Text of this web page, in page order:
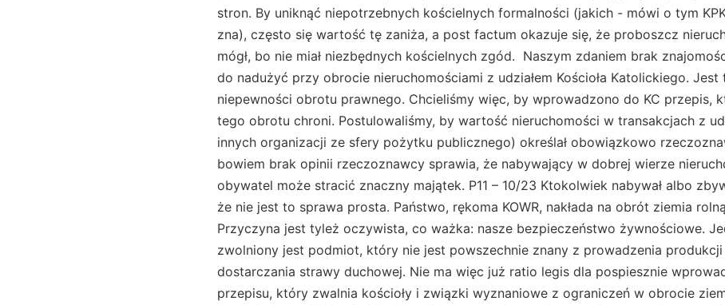
stron. By uniknąć niepotrzebnych kościelnych formalności (jakich - mówi o tym
zna), często się wartość tę zaniża, a post factum okazuje się, że proboszcz
mógł, bo nie miał niezbędnych kościelnych zgód. Naszym zdaniem brak
do nadużyć przy obrocie nieruchomościami z udziałem Kościoła Katolickiego. Jest
niepewności obrotu prawnego. Chcieliśmy więc, by wprowadzono do KC przepis,
tego obrotu chroni. Postulowaliśmy, by wartość nieruchomości w transakcjach z
innych organizacji ze sfery pożytku publicznego) określał obowiązkowo
bowiem brak opinii rzeczoznawcy sprawia, że nabywający w dobrej wierze
obywatel może stracić znaczny majątek. P11 – 10/23 Ktokolwiek nabywał albo
że nie jest to sprawa prosta. Państwo, rękoma KOWR, nakłada na obrót ziemia
Przyczyna jest tyleż oczywista, co ważka: nasze bezpieczeństwo żywnościowe.
zwolniony jest podmiot, który nie jest powszechnie znany z prowadzenia
dostarczania strawy duchowej. Nie ma więc już ratio legis dla pospiesznie
przepisu, który zwalnia kościoły i związki wyznaniowe z ograniczeń w obrocie